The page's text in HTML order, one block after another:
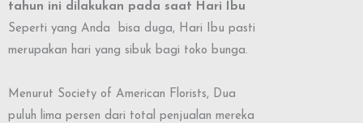
tahun ini dilakukan pada saat Hari Ibu
Seperti yang Anda bisa duga, Hari Ibu pasti
merupakan hari yang sibuk bagi toko bunga.
Menurut Society of American Florists, Dua
puluh lima persen dari total penjualan mereka